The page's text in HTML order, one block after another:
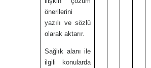
önerilerini
yazılı ve sözlü
olarak aktarır.
Sağlık alanı ile
ilgili konularda